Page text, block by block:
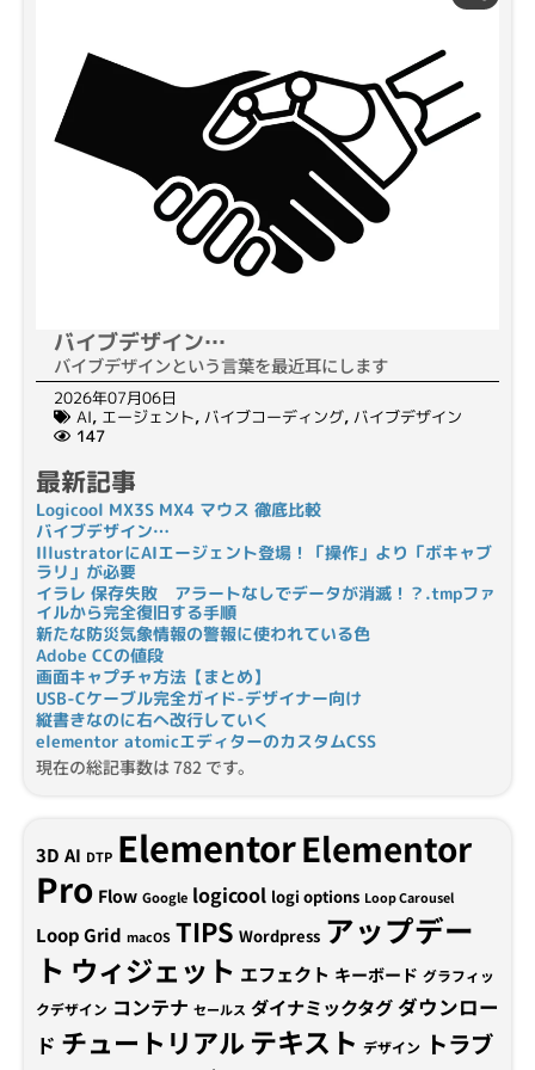
バイブデザイン…
バイブデザインという言葉を最近耳にします
2026年07月06日
AI, エージェント, バイブコーディング, バイブデザイン
147
最新記事
Logicool MX3S MX4 マウス 徹底比較
バイブデザイン…
IllustratorにAIエージェント登場！「操作」より「ボキャブ
ラリ」が必要
イラレ 保存失敗 アラートなしでデータが消滅！？.tmpファ
イルから完全復旧する手順
新たな防災気象情報の警報に使われている色
Adobe CCの値段
画面キャプチャ方法【まとめ】
USB-Cケーブル完全ガイド-デザイナー向け
縦書きなのに右へ改行していく
elementor atomicエディターのカスタムCSS
現在の総記事数は 782 です。
3D AI DTP ElementorElementor
Pro Flow Google logicool logi options Loop Carousel
Loop Grid macOS TIPS Wordpress アップデー
ト ウィジェット エフェクト キーボード グラフィッ
クデザイン コンテナ セールス ダイナミックタグダウンロー
ド チュートリアルテキスト デザイン トラブ